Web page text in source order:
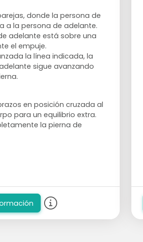
donde la persona de
a la persona de adelante.
adelante está sobre una
el empuje.
la línea indicada, la
sigue avanzando
en posición cruzada al
para un equilibrio extra.
la pierna de